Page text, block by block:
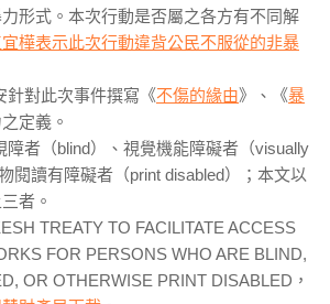
形式。本次行動是否屬之各方有不同解
樺表示此次行動違背公民不服從的非暴
針對此次事件撰寫《不傷的緣由》、《暴
定義。
障者（blind）、視覺機能障礙者（visually
閱讀有障礙者（print disabled）；本文以
者。
TREATY TO FACILITATE ACCESS
FOR PERSONS WHO ARE BLIND,
OR OTHERWISE PRINT DISABLED，